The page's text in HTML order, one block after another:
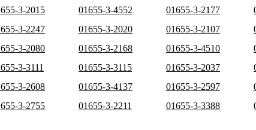
3-2015
01655-3-4552 01655-3-2177
3-2247
01655-3-2020 01655-3-2107
3-2080
01655-3-2168 01655-3-4510
3-3111
01655-3-3115 01655-3-2037
3-2608
01655-3-4137 01655-3-2597
3-2755
01655-3-2211 01655-3-3388